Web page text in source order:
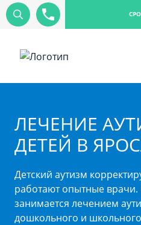
ЛЕЧЕНИЕ
ДЕТЕЙ В
Детский аутизм
работают опытные
занимается лечением
дошкольного и